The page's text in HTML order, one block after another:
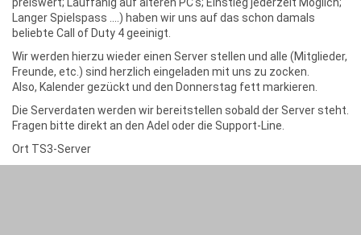
Langer Spielspass ....) haben wir uns auf das schon damals
beliebte Call of Duty 4 geeinigt.
Wir werden hierzu wieder einen Server stellen und alle (Mitglieder,
Freunde, etc.) sind herzlich eingeladen mit uns zu zocken.
Also, Kalender gezückt und den Donnerstag fett markieren.
Die Serverdaten werden wir bereitstellen sobald der Server steht.
Fragen bitte direkt an den Adel oder die Support-Line.
Ort TS3-Server